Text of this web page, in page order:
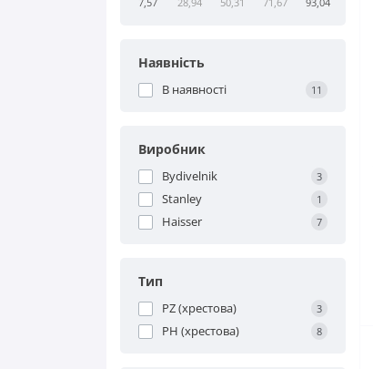
Наявність
В наявності 11
Виробник
Bydivelnik 3
Stanley 1
Haisser 7
Тип
PZ (хрестова) 3
РН (хрестова) 8